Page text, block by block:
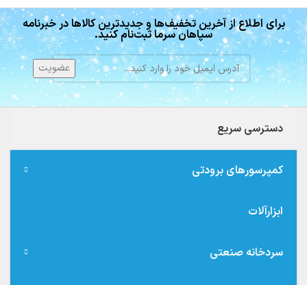
برای اطلاع از آخرین تخفیف‌ها و جدیدترین کالاها در خبرنامه
سپاهان سرما ثبت‌نام کنید.
دسترسی سریع
کمپرسورهای برودتی
ابزارآلات
سردخانه صنعتی